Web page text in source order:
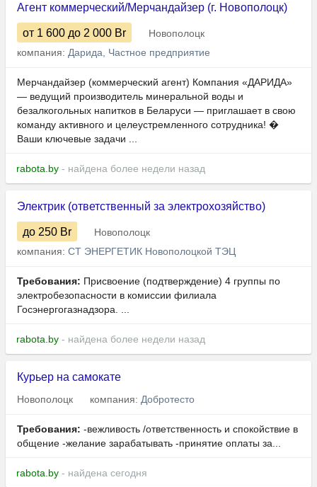
Агент коммерческий/Мерчандайзер (г. Новополоцк)
от 1 600 до 2 000 Br
Новополоцк
компания: Дарида, Частное предприятие
Мерчандайзер (коммерческий агент) Компания «ДАРИДА»
— ведущий производитель минеральной воды и
безалкогольных напитков в Беларуси — приглашает в свою
команду активного и целеустремленного сотрудника! �
Ваши ключевые задачи ...
rabota.by - найдена более недели назад
Электрик (ответственный за электрохозяйство)
до 250 Br
Новополоцк
компания: СТ ЭНЕРГЕТИК Новополоцкой ТЭЦ
Требования: Присвоение (подтверждение) 4 группы по
электробезопасности в комиссии филиала
Госэнергогазнадзора. ...
rabota.by - найдена более недели назад
Курьер на самокате
Новополоцк компания: Добротесто
Требования: -вежливость /ответственность и спокойствие в
общение -желание зарабатывать -принятие оплаты за...
rabota.by - найдена сегодня